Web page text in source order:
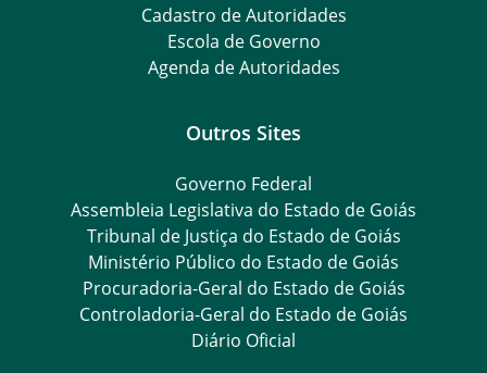
Cadastro de Autoridades
Escola de Governo
Agenda de Autoridades
Outros Sites
Governo Federal
Assembleia Legislativa do Estado de Goiás
Tribunal de Justiça do Estado de Goiás
Ministério Público do Estado de Goiás
Procuradoria-Geral do Estado de Goiás
Controladoria-Geral do Estado de Goiás
Diário Oficial